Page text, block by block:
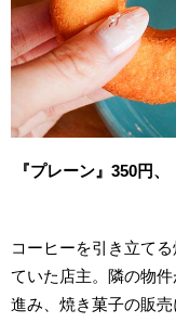
『プレーン』350円
コーヒーを引き立て
ていた店主。隣の物
進み、焼き菓子の販